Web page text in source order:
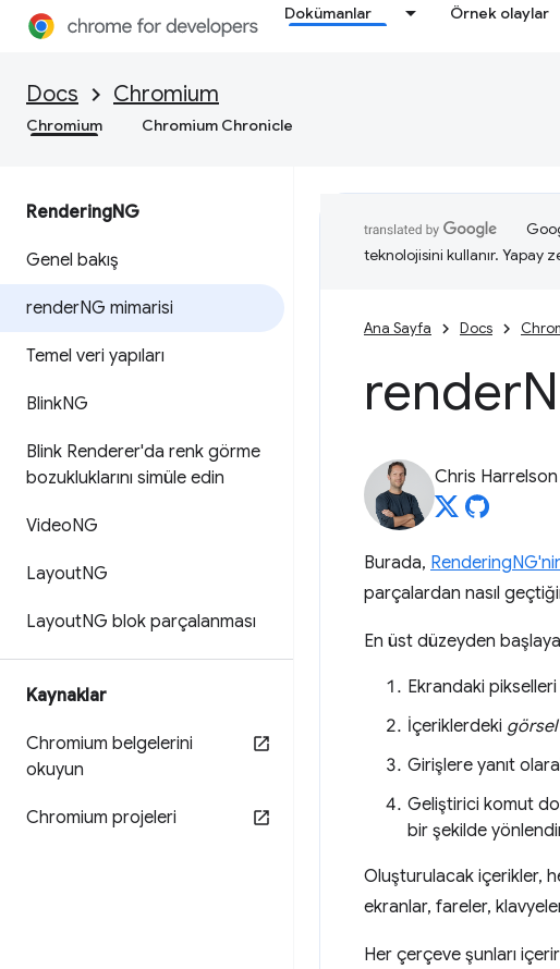
Dokümanlar Örnek olaylar
Docs Chromium
Chromium Chromium Chronicle
RenderingNG
Genel bakış
renderNG mimarisi
Temel veri yapıları
BlinkNG
Blink Renderer'da renk görme
bozukluklarını simüle edin
VideoNG
LayoutNG
LayoutNG blok parçalanması
Kaynaklar
Chromium belgelerini
okuyun
Chromium projeleri
teknolojisini kullanır. Yapay
Ana Sayfa Docs
render
Chris Harrelson
Burada,
parçalardan nasıl
En üst düzeyden
Ekrandaki pikselleri
İçeriklerdeki
Girişlere yanıt
Geliştirici komut
bir şekilde
Oluşturulacak içerikler,
ekranlar, fareler,
Her çerçeve şunları